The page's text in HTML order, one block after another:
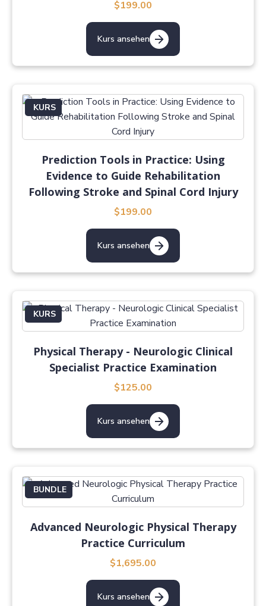
$199.00
Kurs ansehen
KURS
Prediction Tools in Practice: Using
Evidence to Guide Rehabilitation
Following Stroke and Spinal Cord Injury
$199.00
Kurs ansehen
KURS
Physical Therapy - Neurologic Clinical
Specialist Practice Examination
$125.00
Kurs ansehen
BUNDLE
Advanced Neurologic Physical Therapy
Practice Curriculum
$1,695.00
Kurs ansehen